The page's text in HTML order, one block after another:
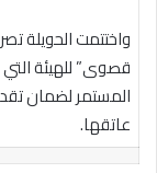
واختتمت الحويلة
قصوى” للهيئة التي
المستمر لضمان
عاتقها.